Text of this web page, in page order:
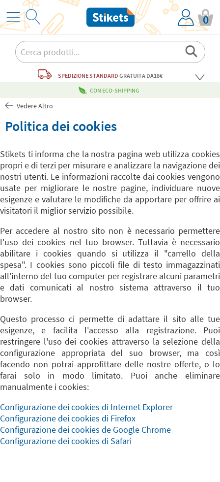
0
SPEDIZIONE STANDARD GRATUITADA18€
CON ECO-SHIPPING
Vedere Altro
Politica dei cookies
Stikets ti informa che la nostra pagina web utilizza cookies
propri e di terzi per misurare e analizzare la navigazione dei
nostri utenti. Le informazioni raccolte dai cookies vengono
usate per migliorare le nostre pagine, individuare nuove
esigenze e valutare le modifiche da apportare per offrire ai
visitatori il miglior servizio possibile.
Per accedere al nostro sito non è necessario permettere
l'uso dei cookies nel tuo browser. Tuttavia è necessario
abilitare i cookies quando si utilizza il "carrello della
spesa". I cookies sono piccoli file di testo immagazzinati
all'interno del tuo computer per registrare alcuni parametri
e dati comunicati al nostro sistema attraverso il tuo
browser.
Questo processo ci permette di adattare il sito alle tue
esigenze, e facilita l'accesso alla registrazione. Puoi
restringere l'uso dei cookies attraverso la selezione della
configurazione appropriata del suo browser, ma così
facendo non potrai approfittare delle nostre offerte, o lo
farai solo in modo limitato. Puoi anche eliminare
manualmente i cookies:
Configurazione dei cookies di Internet Explorer
Configurazione dei cookies di Firefox
Configurazione dei cookies de Google Chrome
Configurazione dei cookies di Safari